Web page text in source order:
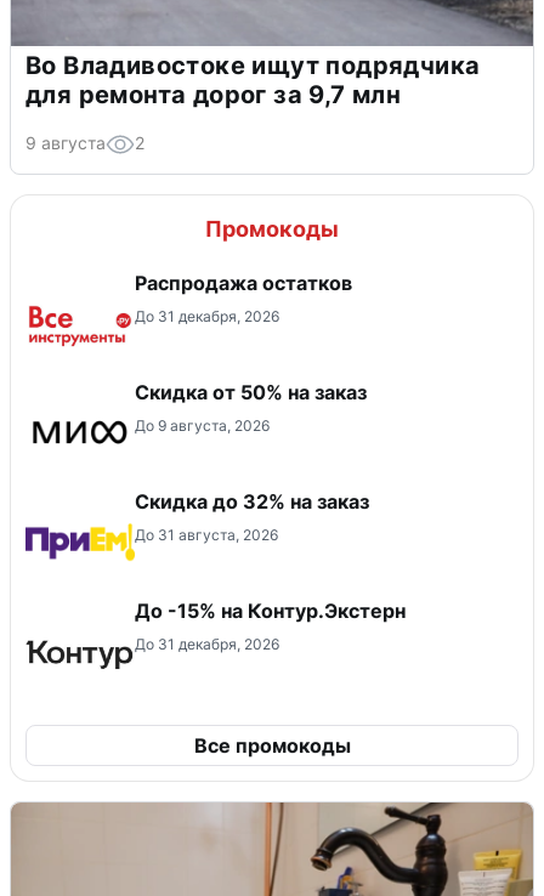
Во Владивостоке ищут подрядчика
для ремонта дорог за 9,7 млн
9 августа 2
Промокоды
Распродажа остатков
До 31 декабря, 2026
Скидка от 50% на заказ
До 9 августа, 2026
Скидка до 32% на заказ
До 31 августа, 2026
До -15% на Контур.Экстерн
До 31 декабря, 2026
Все промокоды